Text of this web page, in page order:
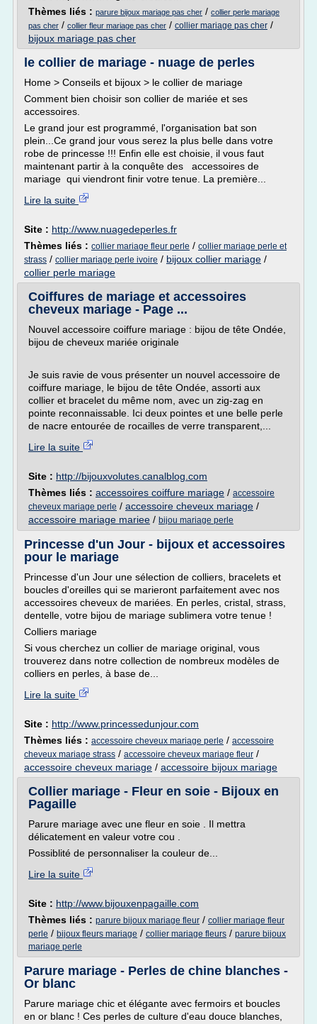
Thèmes liés : parure bijoux mariage pas cher / collier perle mariage
pas cher / collier fleur mariage pas cher / collier mariage pas cher /
bijoux mariage pas cher
le collier de mariage - nuage de perles
Home > Conseils et bijoux > le collier de mariage
Comment bien choisir son collier de mariée et ses
accessoires.
Le grand jour est programmé, l'organisation bat son
plein...Ce grand jour vous serez la plus belle dans votre
robe de princesse !!! Enfin elle est choisie, il vous faut
maintenant partir à la conquête des accessoires de
mariage qui viendront finir votre tenue. La première...
Lire la suite
Site : http://www.nuagedeperles.fr
Thèmes liés : collier mariage fleur perle / collier mariage perle et
strass / collier mariage perle ivoire / bijoux collier mariage /
collier perle mariage
Coiffures de mariage et accessoires
cheveux mariage - Page ...
Nouvel accessoire coiffure mariage : bijou de tête Ondée,
bijou de cheveux mariée originale
Je suis ravie de vous présenter un nouvel accessoire de
coiffure mariage, le bijou de tête Ondée, assorti aux
collier et bracelet du même nom, avec un zig-zag en
pointe reconnaissable. Ici deux pointes et une belle perle
de nacre entourée de rocailles de verre transparent,...
Lire la suite
Site : http://bijouxvolutes.canalblog.com
Thèmes liés : accessoires coiffure mariage / accessoire
cheveux mariage perle / accessoire cheveux mariage /
accessoire mariage mariee / bijou mariage perle
Princesse d'un Jour - bijoux et accessoires
pour le mariage
Princesse d'un Jour une sélection de colliers, bracelets et
boucles d'oreilles qui se marieront parfaitement avec nos
accessoires cheveux de mariées. En perles, cristal, strass,
dentelle, votre bijou de mariage sublimera votre tenue !
Colliers mariage
Si vous cherchez un collier de mariage original, vous
trouverez dans notre collection de nombreux modèles de
colliers en perles, à base de...
Lire la suite
Site : http://www.princessedunjour.com
Thèmes liés : accessoire cheveux mariage perle / accessoire
cheveux mariage strass / accessoire cheveux mariage fleur /
accessoire cheveux mariage / accessoire bijoux mariage
Collier mariage - Fleur en soie - Bijoux en
Pagaille
Parure mariage avec une fleur en soie . Il mettra
délicatement en valeur votre cou .
Possiblité de personnaliser la couleur de...
Lire la suite
Site : http://www.bijouxenpagaille.com
Thèmes liés : parure bijoux mariage fleur / collier mariage fleur
perle / bijoux fleurs mariage / collier mariage fleurs / parure bijoux
mariage perle
Parure mariage - Perles de chine blanches -
Or blanc
Parure mariage chic et élégante avec fermoirs et boucles
en or blanc ! Ces perles de culture d'eau douce blanches,